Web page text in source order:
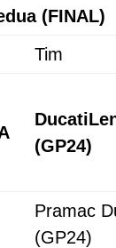
(FINAL)
Tim
(GP24)
Pramac
(GP24)